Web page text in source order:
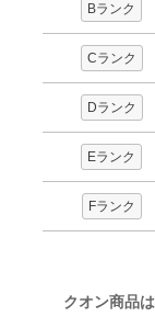
Bランク
Cランク
Dランク
Eランク
Fランク
クオン商品